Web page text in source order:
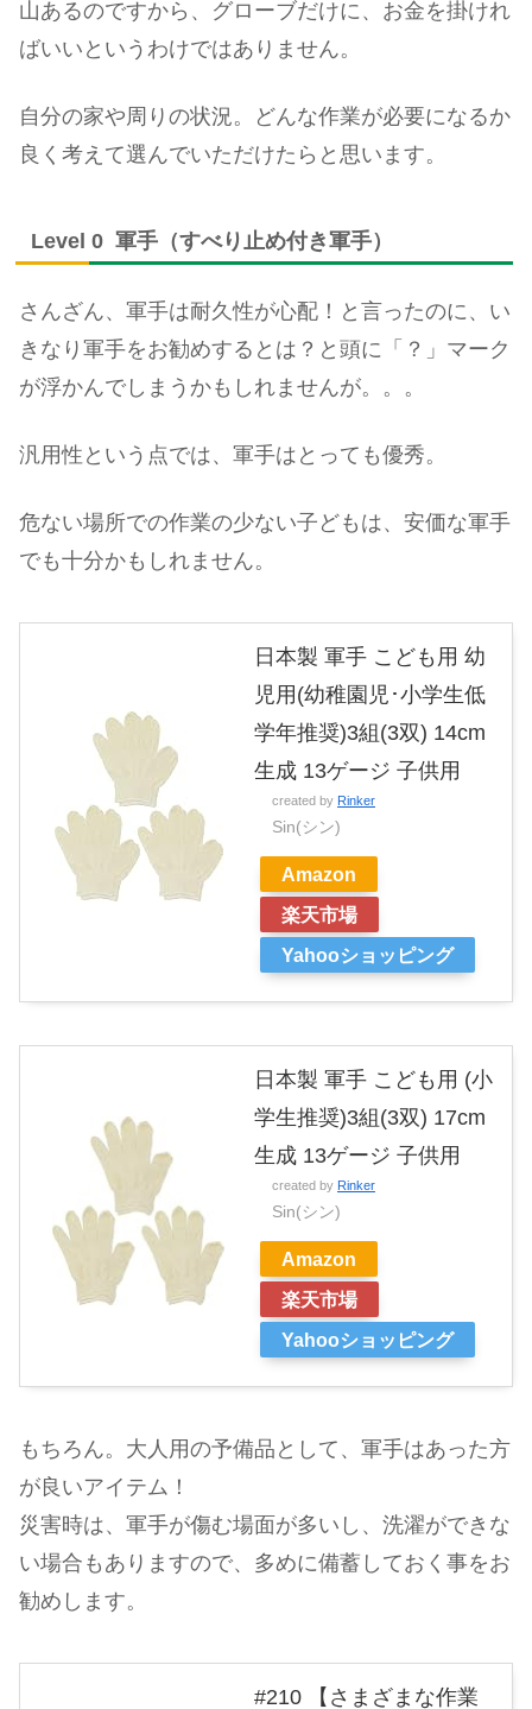
山あるのですから、グローブだけに、お金を掛けれ
ばいいというわけではありません。
自分の家や周りの状況。どんな作業が必要になるか
良く考えて選んでいただけたらと思います。
Level 0 軍手（すべり止め付き軍手）
さんざん、軍手は耐久性が心配！と言ったのに、い
きなり軍手をお勧めするとは？と頭に「？」マーク
が浮かんでしまうかもしれませんが。。。
汎用性という点では、軍手はとっても優秀。
危ない場所での作業の少ない子どもは、安価な軍手
でも十分かもしれません。
日本製 軍手 こども用 幼
児用(幼稚園児･小学生低
学年推奨)3組(3双) 14cm
生成 13ゲージ 子供用
created by Rinker
Sin(シン)
Amazon
楽天市場
Yahooショッピング
日本製 軍手 こども用 (小
学生推奨)3組(3双) 17cm
生成 13ゲージ 子供用
created by Rinker
Sin(シン)
Amazon
楽天市場
Yahooショッピング
もちろん。大人用の予備品として、軍手はあった方
が良いアイテム！
災害時は、軍手が傷む場面が多いし、洗濯ができな
い場合もありますので、多めに備蓄しておく事をお
勧めします。
#210 【さまざまな作業